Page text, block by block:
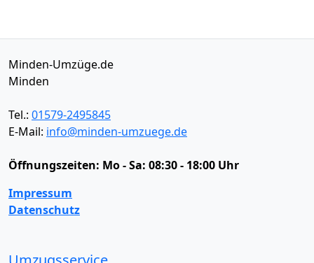
Minden-Umzüge.de
Minden
Tel.: 01579-2495845
E-Mail: info@minden-umzuege.de
Öffnungszeiten: Mo - Sa: 08:30 - 18:00 Uhr
Impressum
Datenschutz